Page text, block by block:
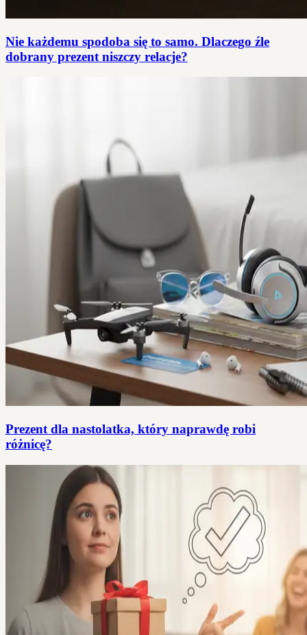
Nie każdemu spodoba się to samo. Dlaczego źle
dobrany prezent niszczy relacje?
Prezent dla nastolatka, który naprawdę robi
różnicę?